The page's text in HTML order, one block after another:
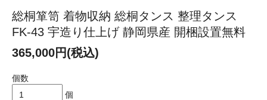
総桐箪笥 着物収納 総桐タンス 整理タンス
FK-43 宇造り仕上げ 静岡県産 開梱設置無料
365,000円(税込)
個数
個